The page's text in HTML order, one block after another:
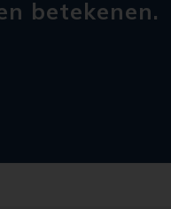
betekenen.